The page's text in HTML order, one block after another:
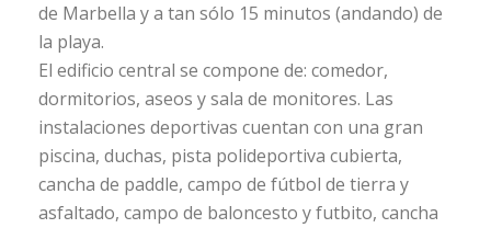
de Marbella y a tan sólo 15 minutos (andando) de
la playa.
El edificio central se compone de: comedor,
dormitorios, aseos y sala de monitores. Las
instalaciones deportivas cuentan con una gran
piscina, duchas, pista polideportiva cubierta,
cancha de paddle, campo de fútbol de tierra y
asfaltado, campo de baloncesto y futbito, cancha